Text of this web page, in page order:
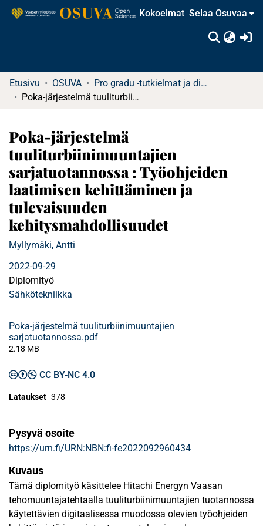
Kokoelmat Selaa Osuvaa
Etusivu OSUVA
Pro gradu -tutkielmat ja diplomityöt
Poka-järjestelmä tuuliturbiinimuuntajien sarjatuotannossa : Työohjeiden laatimisen kehittäminen ja tulevaisuuden kehitysmahdollisuudet
Poka-järjestelmä
tuuliturbiinimuuntajien
sarjatuotannossa : Työohjeiden
laatimisen kehittäminen ja
tulevaisuuden
kehitysmahdollisuudet
Myllymäki, Antti
2022-09-29
Diplomityö
Sähkötekniikka
Poka-järjestelmä tuuliturbiinimuuntajien
sarjatuotannossa.pdf
2.18 MB
CC BY-NC 4.0
Lataukset 378
Pysyvä osoite
https://urn.fi/URN:NBN:fi-fe2022092960434
Kuvaus
Tämä diplomityö käsittelee Hitachi Energyn Vaasan
tehomuuntajatehtaalla tuuliturbiinimuuntajien tuotannossa
käytettävien digitaalisessa muodossa olevien työohjeiden